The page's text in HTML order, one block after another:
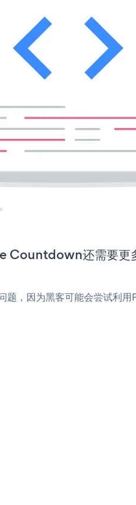
Countdown还需要更
题，因为黑客可能会尝试利